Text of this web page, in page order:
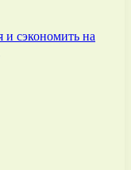
сэкономить на